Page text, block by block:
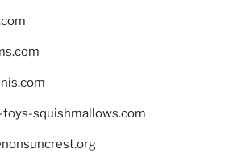
squishmallows.com